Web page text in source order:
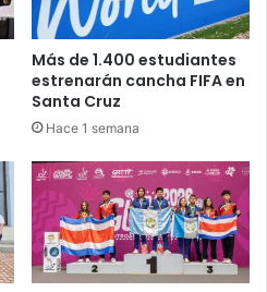
Más de 1.400 estudiantes
estrenarán cancha FIFA en
Santa Cruz
Hace 1 semana